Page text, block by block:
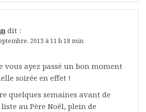
dit :
2013 à 11 h 18 min
vous ayez passé un bon moment
soirée en effet !
quelques semaines avant de
au Père Noël, plein de